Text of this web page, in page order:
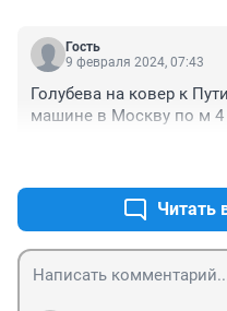
Гость
9 февраля 2024, 07:43
Голубева на ковер к
машине в Москву по м 4
Читать